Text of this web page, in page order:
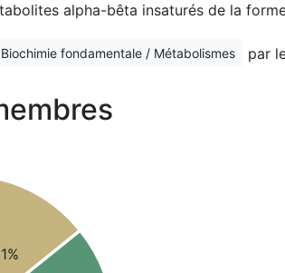
alpha-bêta insaturés de la
fondamentale / Métabolismes par